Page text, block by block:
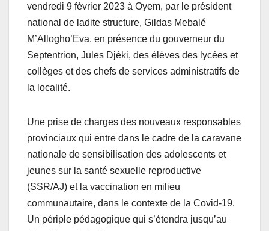
vendredi 9 février 2023 à Oyem, par le président
national de ladite structure, Gildas Mebalé
M’Allogho’Eva, en présence du gouverneur du
Septentrion, Jules Djéki, des élèves des lycées et
collèges et des chefs de services administratifs de
la localité.
Une prise de charges des nouveaux responsables
provinciaux qui entre dans le cadre de la caravane
nationale de sensibilisation des adolescents et
jeunes sur la santé sexuelle reproductive
(SSR/AJ) et la vaccination en milieu
communautaire, dans le contexte de la Covid-19.
Un périple pédagogique qui s’étendra jusqu’au